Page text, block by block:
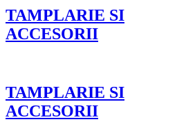
TAMPLARIE SI
ACCESORII
TAMPLARIE SI
ACCESORII